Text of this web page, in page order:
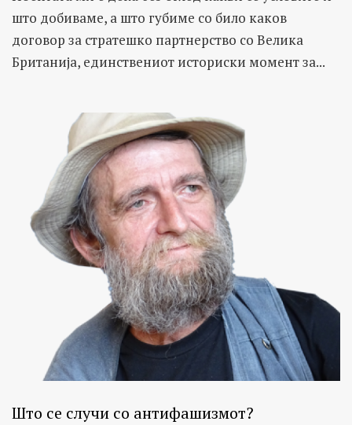
што добиваме, а што губиме со било каков
договор за стратешко партнерство со Велика
Британија, единствениот историски момент за...
Што се случи со антифашизмот?